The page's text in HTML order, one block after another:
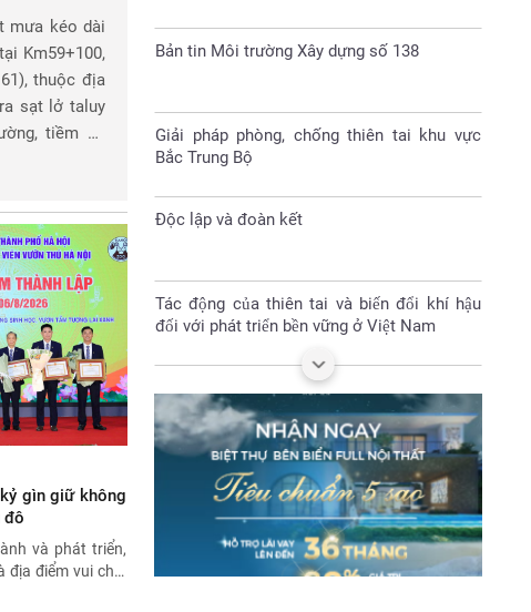
mưa kéo dài
Km59+100,
thuộc địa
sạt lở taluy
tiềm ẩn
gìn giữ không
đô
và phát triển,
địa điểm vui chơi
Giải pháp phòng, chống thiên tai khu vực
Độc lập và đoàn kết
Tác động của thiên tai và biến đổi khí hậu
Nhà vách kính lớn- sát thủ năng lượng
Đại hội Hội nông dân huyện Sóc Sơn nhiệm
kỳ 2023-2028
Làm gì để bảo vệ tài nguyên thiên nhiên và
môi trường sống
Fiesta – đa tầng kinh doanh – đa tầng
doanh thu